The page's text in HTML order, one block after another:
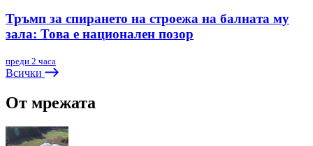
Тръмп за спирането на строежа на балната му
зала: Това е национален позор
преди 2 часа
Всички
От мрежата